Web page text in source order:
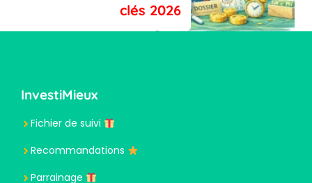
clés 2026
InvestiMieux
Fichier de suivi
Recommandations
Parrainage